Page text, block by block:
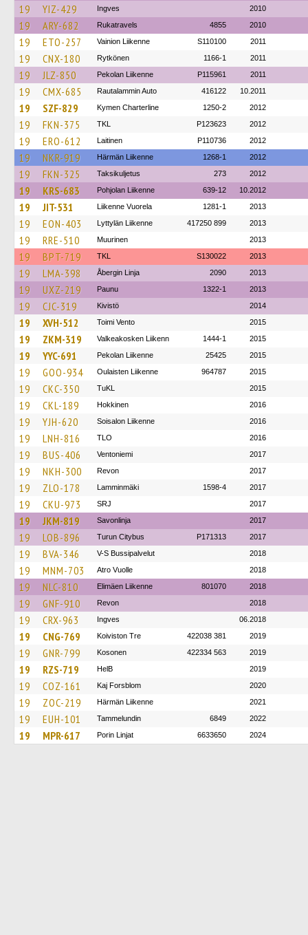
19 YIZ-429 Ingves 2010
19 ARY-682 Rukatravels 4855 2010
19 ETO-257 Vainion Liikenne S110100 2011
19 CNX-180 Rytkönen 1166-1 2011
19 JLZ-850 Pekolan Liikenne P115961 2011
19 CMX-685 Rautalammin Auto 416122 10.2011
19 SZF-829 Kymen Charterline 1250-2 2012
19 FKN-375 TKL P123623 2012
19 ERO-612 Laitinen P110736 2012
19 NKR-919 Härmän Liikenne 1268-1 2012
19 FKN-325 Taksikuljetus 273 2012
19 KRS-683 Pohjolan Liikenne 639-12 10.2012
19 JIT-531 Liikenne Vuorela 1281-1 2013
19 EON-403 Lyttylän Liikenne 417250 899 2013
19 RRE-510 Muurinen 2013
19 BPT-719 TKL S130022 2013
19 LMA-398 Åbergin Linja 2090 2013
19 UXZ-219 Paunu 1322-1 2013
19 CJC-319 Kivistö 2014
19 XVH-512 Toimi Vento 2015
19 ZKM-319 Valkeakosken Liikenn 1444-1 2015
19 YYC-691 Pekolan Liikenne 25425 2015
19 GOO-934 Oulaisten Liikenne 964787 2015
19 CKC-350 TuKL 2015
19 CKL-189 Hokkinen 2016
19 YJH-620 Soisalon Liikenne 2016
19 LNH-816 TLO 2016
19 BUS-406 Ventoniemi 2017
19 NKH-300 Revon 2017
19 ZLO-178 Lamminmäki 1598-4 2017
19 CKU-973 SRJ 2017
19 JKM-819 Savonlinja 2017
19 LOB-896 Turun Citybus P171313 2017
19 BVA-346 V-S Bussipalvelut 2018
19 MNM-703 Atro Vuolle 2018
19 NLC-810 Elimäen Liikenne 801070 2018
19 GNF-910 Revon 2018
19 CRX-963 Ingves 06.2018
19 CNG-769 Koiviston Tre 422038 381 2019
19 GNR-799 Kosonen 422334 563 2019
19 RZS-719 HelB 2019
19 COZ-161 Kaj Forsblom 2020
19 ZOC-219 Härmän Liikenne 2021
19 EUH-101 Tammelundin 6849 2022
19 MPR-617 Porin Linjat 6633650 2024